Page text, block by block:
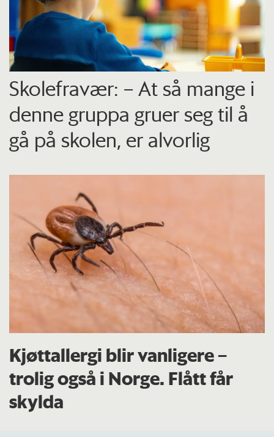
Skolefravær: – At så mange i
denne gruppa gruer seg til å
gå på skolen, er alvorlig
Kjøttallergi blir vanligere –
trolig også i Norge. Flått får
skylda